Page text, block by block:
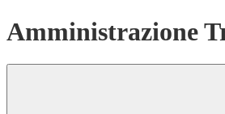
Amministrazione